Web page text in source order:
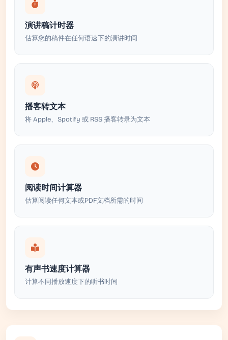
演讲稿计时器
估算您的稿件在任何语速下的演讲时间
播客转文本
将 Apple、Spotify 或 RSS 播客转录为文本
阅读时间计算器
估算阅读任何文本或PDF文档所需的时间
有声书速度计算器
计算不同播放速度下的听书时间